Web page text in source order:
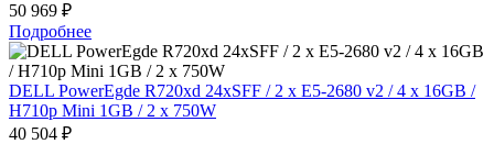
50 969 ₽
Подробнее
DELL PowerEgde R720xd 24xSFF / 2 x E5-2680 v2 / 4 x 16GB /
H710p Mini 1GB / 2 x 750W
40 504 ₽